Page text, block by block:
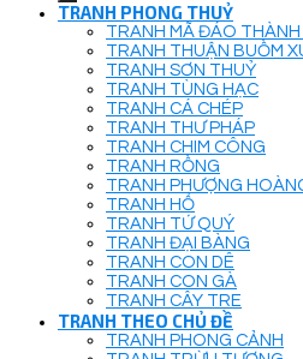
TRANH PHONG THUỶ
TRANH MÃ ĐÁO THÀNH
TRANH THUẬN BUỒM
TRANH SƠN THUỶ
TRANH TÙNG HẠC
TRANH CÁ CHÉP
TRANH THƯ PHÁP
TRANH CHIM CÔNG
TRANH RỒNG
TRANH PHƯỢNG
TRANH HỔ
TRANH TỨ QUÝ
TRANH ĐẠI BÀNG
TRANH CON DÊ
TRANH CON GÀ
TRANH CÂY TRE
TRANH THEO CHỦ ĐỀ
TRANH PHONG CẢNH